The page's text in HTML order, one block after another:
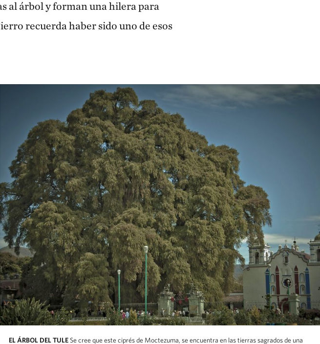
al árbol y forman una hilera para
recuerda haber sido uno de esos
EL ÁRBOL DEL TULE Se cree que este ciprés de Moctezuma, se encuentra en las tierras sagrados de una